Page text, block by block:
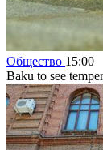
Общество 15:00
Baku to see